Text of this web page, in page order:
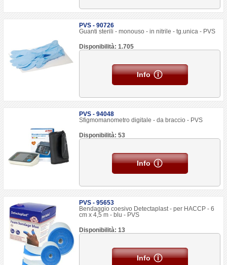
PVS - 90726
Guanti sterili - monouso - in nitrile - tg.unica - PVS
Disponibilità: 1.705
Info
PVS - 94048
Sfigmomanometro digitale - da braccio - PVS
Disponibilità: 53
Info
PVS - 95653
Bendaggio coesivo Detectaplast - per HACCP - 6
cm x 4,5 m - blu - PVS
Disponibilità: 13
Info